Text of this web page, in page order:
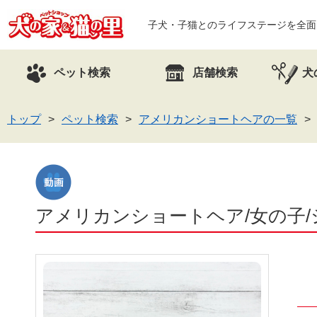
子犬・子猫とのライフステージを全
ペット検索 店舗検索 犬
トップ ペット検索 アメリカンショートヘアの一覧
アメリカンショートヘア/女の子